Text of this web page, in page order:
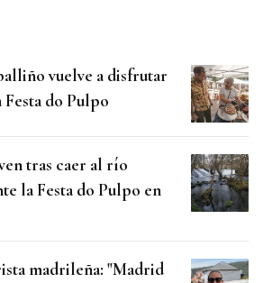
vuelve a disfrutar
Festa do Pulpo
tras caer al río
la Festa do Pulpo en
madrileña: "Madrid